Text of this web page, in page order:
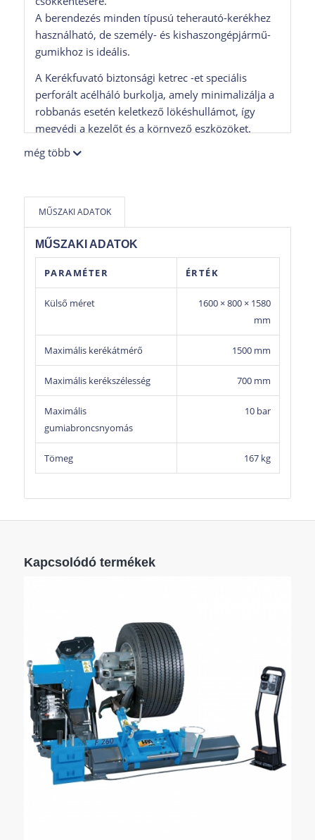
A berendezés minden típusú teherautó-kerékhez
használható, de személy- és kishaszongépjármű-
gumikhoz is ideális.
A Kerékfuvató biztonsági ketrec -et speciális
perforált acélháló burkolja, amely minimalizálja a
robbanás esetén keletkező lökéshullámot, így
megvédi a kezelőt és a környező eszközöket.
A masszív, ipari kivitelű acélszerkezet hosszú
élettartamot és stabil működést biztosít még
Fő jellemzők:
Biztonságos gumiabroncs-felfújás akár 10 bar
nyomásig
Univerzális kialakítás: teherautó-, kisteher- és
Perforált védőháló a robbanási energia
Robusztus acélszerkezet nagy igénybevételre
tervezve
Egyszerű használat és könnyű hozzáférés a
kerékhez
még több
MŰSZAKI ADATOK
MŰSZAKI ADATOK
PARAMÉTER ÉRTÉK
Külső méret
1600 × 800 × 1580
mm
Maximális kerékátmérő 1500 mm
Maximális kerékszélesség 700 mm
Maximális
gumiabroncsnyomás
10 bar
Tömeg 167 kg
Kapcsolódó termékek